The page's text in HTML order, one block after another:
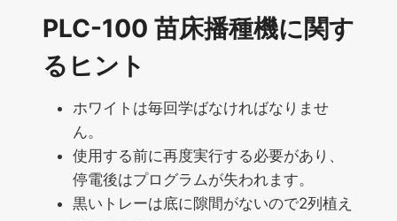
PLC-100 苗床播種機に関す
るヒント
ホワイトは毎回学ばなければなりませ
ん。
使用する前に再度実行する必要があり、
停電後はプログラムが失われます。
黒いトレーは底に隙間がないので2列植え